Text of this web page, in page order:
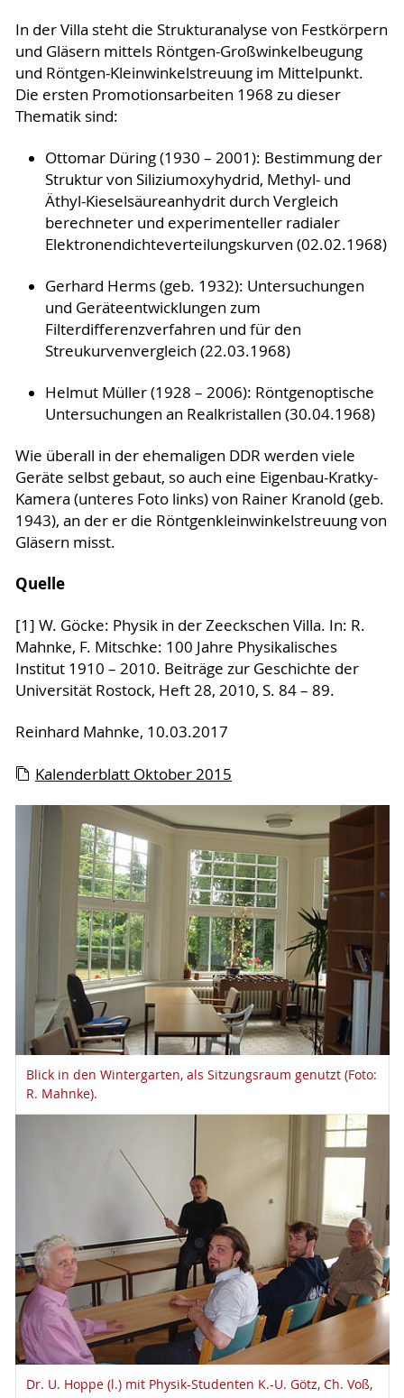
In der Villa steht die Strukturanalyse von Festkörpern
und Gläsern mittels Röntgen-Großwinkelbeugung
und Röntgen-Kleinwinkelstreuung im Mittelpunkt.
Die ersten Promotionsarbeiten 1968 zu dieser
Thematik sind:
Ottomar Düring (1930 – 2001): Bestimmung der
Struktur von Siliziumoxyhydrid, Methyl- und
Äthyl-Kieselsäureanhydrit durch Vergleich
berechneter und experimenteller radialer
Elektronendichteverteilungskurven (02.02.1968)
Gerhard Herms (geb. 1932): Untersuchungen
und Geräteentwicklungen zum
Filterdifferenzverfahren und für den
Streukurvenvergleich (22.03.1968)
Helmut Müller (1928 – 2006): Röntgenoptische
Untersuchungen an Realkristallen (30.04.1968)
Wie überall in der ehemaligen DDR werden viele
Geräte selbst gebaut, so auch eine Eigenbau-Kratky-
Kamera (unteres Foto links) von Rainer Kranold (geb.
1943), an der er die Röntgenkleinwinkelstreuung von
Gläsern misst.
Quelle
[1] W. Göcke: Physik in der Zeeckschen Villa. In: R.
Mahnke, F. Mitschke: 100 Jahre Physikalisches
Institut 1910 – 2010. Beiträge zur Geschichte der
Universität Rostock, Heft 28, 2010, S. 84 – 89.
Reinhard Mahnke, 10.03.2017
Kalenderblatt Oktober 2015
Blick in den Wintergarten, als Sitzungsraum genutzt (Foto:
R. Mahnke).
Dr. U. Hoppe (l.) mit Physik-Studenten K.-U. Götz, Ch. Voß,